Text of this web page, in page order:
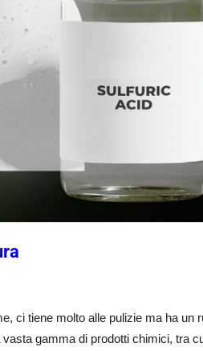
ci tiene molto alle pulizie ma ha un
gamma di prodotti chimici, tra